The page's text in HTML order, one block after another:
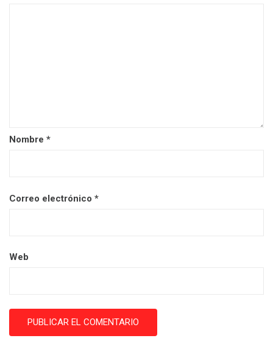
Nombre *
Correo electrónico *
Web